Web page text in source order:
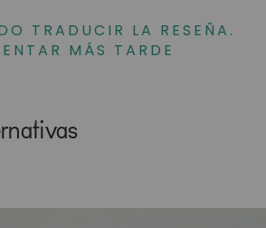
TRADUCIR LA RESEÑA.
MÁS TARDE